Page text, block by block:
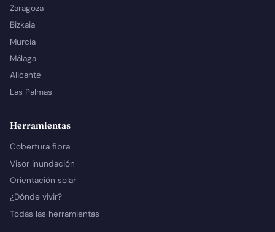
Zaragoza
Bizkaia
Murcia
Málaga
Alicante
Las Palmas
Herramientas
Cobertura fibra
Visor inundación
Orientación solar
¿Dónde vivir?
Todas las herramientas